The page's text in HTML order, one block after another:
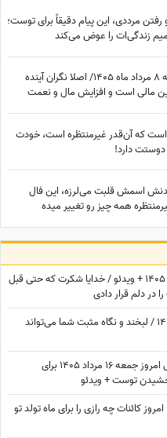
رفتن مرددی، این پیام دقیقاً برای توست؛
زندگی‌ات را عوض می‌کند
فال قهوه با نشان روز پنج شنبه 8 مرداد ماه 1405/ اصلا نگران آینده
مالی است و افزایش مال و نعمت
است که آن‌قدر غیرمنتظره است، خودت
دوستت دارد!
اسمش قلبت می‌لرزه، این فال
همه چیز رو تغییر میده
شکرگزاری صبحگاهی امروز جمعه 16 مرداد 1405 + ویدئو / خدایا شکرت که حتی قبل
در دلم قرار دادی
تعبیر خواب روزانه امروز جمعه 16 مرداد 1405 / لبخند و نگاه مثبت شما می‌تواند
کائنات پیام ویژه‌ای برات داره / پیام انگیزشی امروز جمعه 16 مرداد 1405 برای
توست + ویدئو
شانس امروز جمعه 16 مرداد 1405 ؛ امروز کائنات چه رازی را برای ماه تولد تو